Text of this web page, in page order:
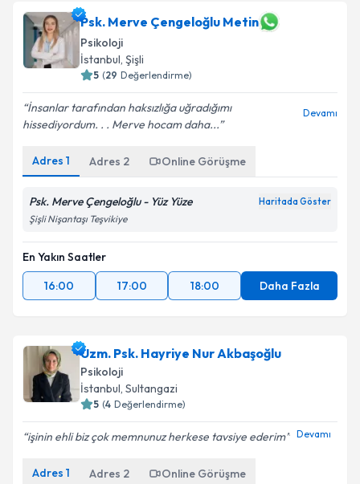
Psk. Merve Çengeloğlu Metin
Psikoloji
İstanbul, Şişli
5 (29 Değerlendirme)
İnsanlar tarafından haksızlığa uğradığımı
hissediyordum. . . Merve hocam daha...
Devamı
Adres 1 Adres 2 Online Görüşme
Psk. Merve Çengeloğlu - Yüz Yüze Haritada Göster
Şişli Nişantaşı Teşvikiye
En Yakın Saatler
16:00
17:00 18:00 Daha Fazla
Uzm. Psk. Hayriye Nur Akbaşoğlu
Psikoloji
İstanbul, Sultangazi
5 (4 Değerlendirme)
işinin ehli biz çok memnunuz herkese tavsiye ederim Devamı
Adres 1 Adres 2 Online Görüşme